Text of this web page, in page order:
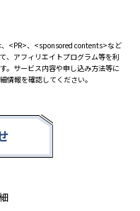
<PR>、<sponsored contents>など
、アフィリエイトプログラム等を利
。サービス内容や申し込み方法等に
情報を確認してください。